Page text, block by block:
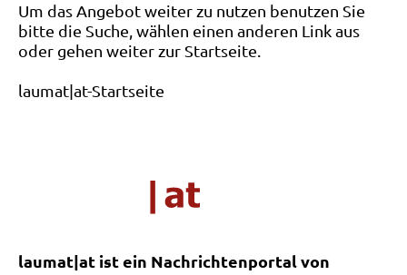
Um das Angebot weiter zu nutzen benutzen Sie
bitte die Suche, wählen einen anderen Link aus
oder gehen weiter zur Startseite.
laumat|at-Startseite
laumat|at ist ein Nachrichtenportal von